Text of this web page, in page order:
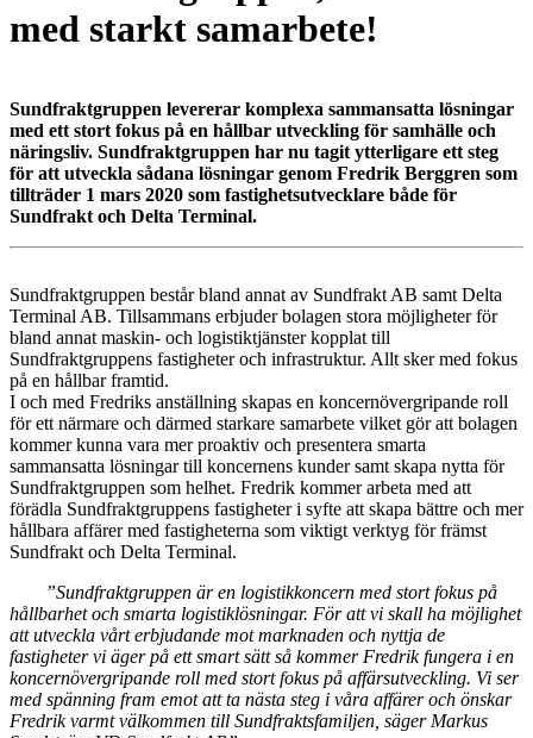
med starkt samarbete!
Sundfraktgruppen levererar komplexa sammansatta lösningar
med ett stort fokus på en hållbar utveckling för samhälle och
näringsliv. Sundfraktgruppen har nu tagit ytterligare ett steg
för att utveckla sådana lösningar genom Fredrik Berggren som
tillträder 1 mars 2020 som fastighetsutvecklare både för
Sundfrakt och Delta Terminal.
Sundfraktgruppen består bland annat av Sundfrakt AB samt Delta
Terminal AB. Tillsammans erbjuder bolagen stora möjligheter för
bland annat maskin- och logistiktjänster kopplat till
Sundfraktgruppens fastigheter och infrastruktur. Allt sker med fokus
på en hållbar framtid.
I och med Fredriks anställning skapas en koncernövergripande roll
för ett närmare och därmed starkare samarbete vilket gör att bolagen
kommer kunna vara mer proaktiv och presentera smarta
sammansatta lösningar till koncernens kunder samt skapa nytta för
Sundfraktgruppen som helhet. Fredrik kommer arbeta med att
förädla Sundfraktgruppens fastigheter i syfte att skapa bättre och mer
hållbara affärer med fastigheterna som viktigt verktyg för främst
Sundfrakt och Delta Terminal.
”Sundfraktgruppen är en logistikkoncern med stort fokus på
hållbarhet och smarta logistiklösningar. För att vi skall ha möjlighet
att utveckla vårt erbjudande mot marknaden och nyttja de
fastigheter vi äger på ett smart sätt så kommer Fredrik fungera i en
koncernövergripande roll med stort fokus på affärsutveckling. Vi ser
med spänning fram emot att ta nästa steg i våra affärer och önskar
Fredrik varmt välkommen till Sundfraktsfamiljen, säger Markus